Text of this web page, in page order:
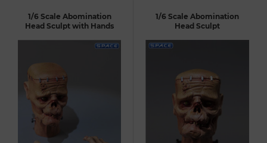
1/6 Scale Abomination
Head Sculpt with Hands
1/6 Scale Abomination
Head Sculpt